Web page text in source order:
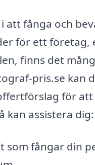
att fånga och
för ett företag,
finns det
pris.se kan
för att
kan assistera dig:
som fångar din